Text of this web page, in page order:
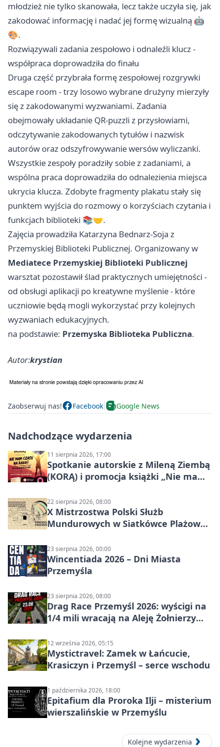
młodzież nie tylko skanowała, lecz także uczyła się, jak
zakodować informację i nadać jej formę wizualną 🤖
🎨.
Rozwiązywali zadania zespołowo i odnaleźli klucz -
współpraca doprowadziła do finału
Druga część przybrała formę zespołowej rozgrywki
escape room - trzy losowo wybrane drużyny mierzyły
się z zakodowanymi wyzwaniami. Zadania
obejmowały układanie QR-puzzli z przysłowiami,
odczytywanie zakodowanych tytułów i nazwisk
autorów oraz odszyfrowywanie wersów wyliczanki.
Wszystkie zespoły poradziły sobie z zadaniami, a
wspólna praca doprowadziła do odnalezienia miejsca
ukrycia klucza. Zdobyte fragmenty plakatu stały się
punktem wyjścia do rozmowy o korzyściach czytania i
funkcjach biblioteki 📚🤝.
Zajęcia prowadziła Katarzyna Bednarz-Soja z
Przemyskiej Biblioteki Publicznej. Organizowany w
Mediatece Przemyskiej Biblioteki Publicznej
warsztat pozostawił ślad praktycznych umiejętności -
od obsługi aplikacji po kreatywne myślenie - które
uczniowie będą mogli wykorzystać przy kolejnych
wyzwaniach edukacyjnych.
na podstawie: Przemyska Biblioteka Publiczna.
Autor:krystian
Zaobserwuj nas! Facebook Google News
Nadchodzące wydarzenia
11 sierpnia 2026, 17:00
Spotkanie autorskie z Mileną Ziembą
(KORĄ) i promocja książki „Nie mam
22 sierpnia 2026, 08:00
X Mistrzostwa Polski Służb
Mundurowych w Siatkówce Plażowej
23 sierpnia 2026, 00:00
Wincentiada 2026 – Dni Miasta
Przemyśla
23 sierpnia 2026, 08:00
Drag Race Przemyśl 2026: wyścigi na
1/4 mili wracają na Aleję Żołnierzy
12 września 2026, 05:15
Mystictravel: Zamek w Łańcucie,
Krasiczyn i Przemyśl – serce wschodu
1 października 2026, 18:00
Epitafium dla Proroka Ilji – misterium
wierszalińskie w Przemyślu
Kolejne wydarzenia